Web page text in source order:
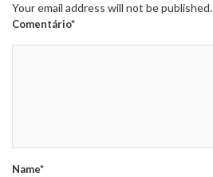
Your email address will not be published.
Comentário*
Name*